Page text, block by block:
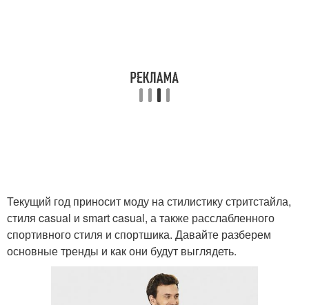
Текущий год приносит моду на стилистику стритстайла,
стиля casual и smart casual, а также расслабленного
спортивного стиля и спортшика. Давайте разберем
основные тренды и как они будут выглядеть.